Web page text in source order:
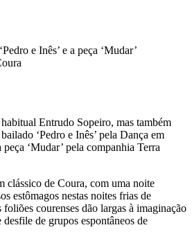
e Inês’ e a peça ‘Mudar’
Entrudo Sopeiro, mas também
‘Pedro e Inês’ pela Dança em
‘Mudar’ pela companhia Terra
clássico de Coura, com uma noite
estômagos nestas noites frias de
courenses dão largas à imaginação
de grupos espontâneos de